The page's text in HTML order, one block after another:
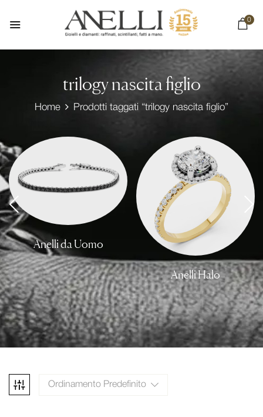
0
trilogy nascita figlio
Home Prodotti taggati “trilogy nascita figlio”
Anelli da Uomo
Anelli Halo
Ordinamento Predefinito